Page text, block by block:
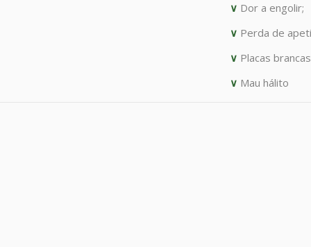
∨ Dor a engolir;
∨ Perda de
∨ Placas
∨ Mau hálito